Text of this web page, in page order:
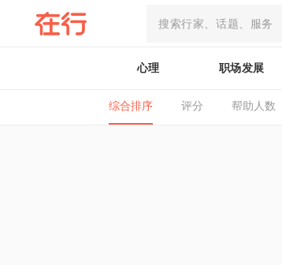
心理 职场发展
综合排序 评分 帮助人数